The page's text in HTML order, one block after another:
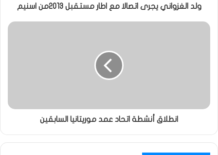
ولد الغزواني يجرى اتصالا مع اطار مستقبل 2013من اسنيم
انطلاق أنشطة اتحاد عمد موريتانيا السابقين